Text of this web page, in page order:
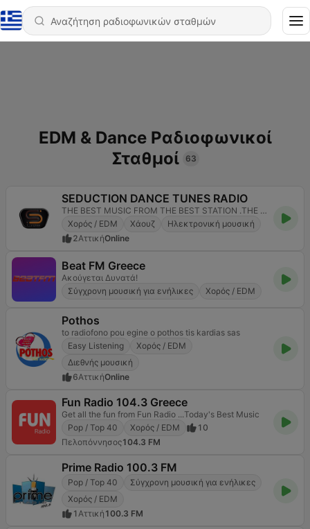
EDM & Dance Ραδιοφωνικοί
Σταθμοί
63
SEDUCTION DANCE TUNES RADIO
THE BEST MUSIC FROM THE BEST STATION .THE BEST STATION WITH THE BEST MUSIC
Χορός / EDM
Χάουζ
Ηλεκτρονική μουσική
2ΑττικήOnline
Beat FM Greece
Ακούγεται Δυνατά!
Σύγχρονη μουσική για ενήλικες
Χορός / EDM
Pothos
to radiofono pou egine o pothos tis kardias sas
Easy Listening
Χορός / EDM
Διεθνής μουσική
6ΑττικήOnline
Fun Radio 104.3 Greece
Get all the fun from Fun Radio ...Today's Best Music
Pop / Top 40
Χορός / EDM
10
Πελοπόννησος104.3 FM
Prime Radio 100.3 FM
Pop / Top 40
Σύγχρονη μουσική για ενήλικες
Χορός / EDM
1 Αττική 100.3 FM